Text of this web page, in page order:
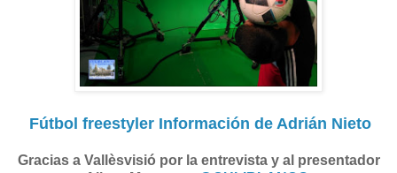
Fútbol freestyler Información de Adrián Nieto
Gracias a Vallèsvisió por la entrevista y al presentador